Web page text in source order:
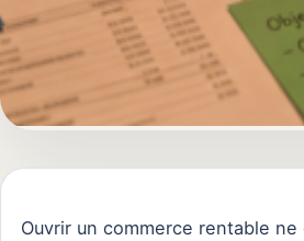
Ouvrir un commerce rentable